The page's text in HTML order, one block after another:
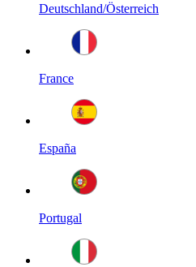
Deutschland/Österreich
France
España
Portugal